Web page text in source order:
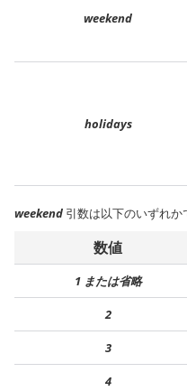
weekend
holidays
weekend 引数は以下のいずれか
数値
1 または省略
2
3
4